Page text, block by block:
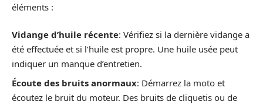
éléments :
Vidange d’huile récente: Vérifiez si la dernière vidange a
été effectuée et si l’huile est propre. Une huile usée peut
indiquer un manque d’entretien.
Écoute des bruits anormaux: Démarrez la moto et
écoutez le bruit du moteur. Des bruits de cliquetis ou de